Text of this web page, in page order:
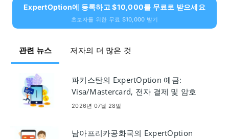
ExpertOption에 등록하고 $10,000를 무료로 받으세요
초보자를 위한 무료 $10,000 받기
관련 뉴스 저자의 더 많은 것
파키스탄의 ExpertOption 예금:
Visa/Mastercard, 전자 결제 및 암호
화폐
2026년 07월 28일
남아프리카공화국의 ExpertOption